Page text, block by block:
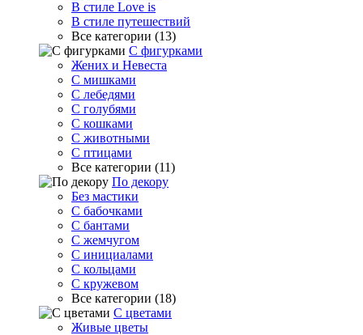
В стиле Love is
В стиле путешествий
Все категории (13)
С фигурками
Жених и Невеста
С мишками
С лебедями
С голубями
С кошками
С животными
С птицами
Все категории (11)
По декору
Без мастики
С бабочками
С бантами
С жемчугом
С инициалами
С кольцами
С кружевом
Все категории (18)
С цветами
Живые цветы